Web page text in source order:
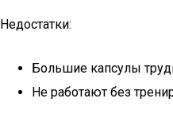
Недостатки:
Большие капсулы
Не работают без